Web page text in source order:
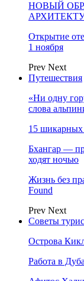
НОВЫЙ
Открытие
1 ноября
Prev Next
Путешествия
«Ни одну
слова
15 шикарных
Бхангар —
ходят ночью
Жизнь без
Found
Prev Next
Советы
Острова
Работа в